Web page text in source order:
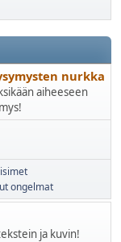
nurkka
aiheeseen
ongelmat
ja kuvin!